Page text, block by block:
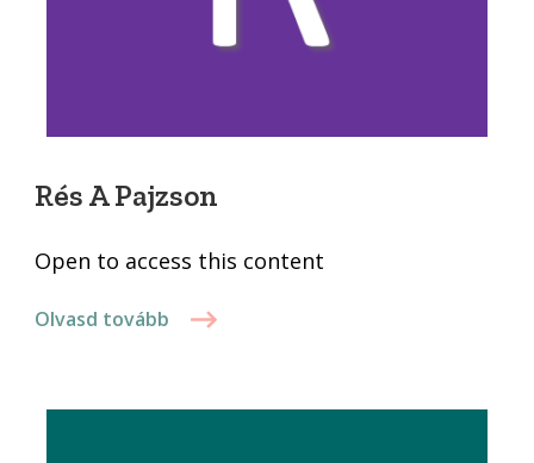
Rés A Pajzson
Open to access this content
Olvasd tovább